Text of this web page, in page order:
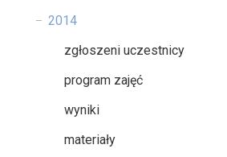
2014
zgłoszeni uczestnicy
program zajęć
wyniki
materiały